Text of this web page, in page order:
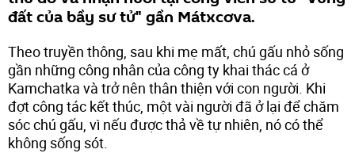
đất của bầy sư tử" gần Mátxcơva.
Theo truyền thông, sau khi mẹ mất, chú gấu nhỏ sống
gần những công nhân của công ty khai thác cá ở
Kamchatka và trở nên thân thiện với con người. Khi
đợt công tác kết thúc, một vài người đã ở lại để chăm
sóc chú gấu, vì nếu được thả về tự nhiên, nó có thể
không sống sót.